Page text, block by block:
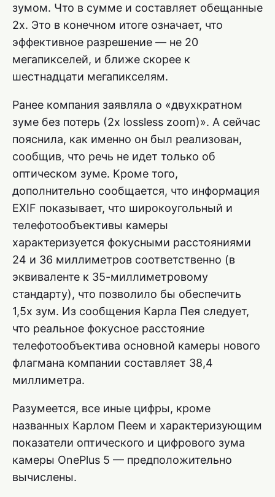
зумом. Что в сумме и составляет обещанные
2х. Это в конечном итоге означает, что
эффективное разрешение — не 20
мегапикселей, и ближе скорее к
шестнадцати мегапикселям.
Ранее компания заявляла о «двухкратном
зуме без потерь (2x lossless zoom)». А сейчас
пояснила, как именно он был реализован,
сообщив, что речь не идет только об
оптическом зуме. Кроме того,
дополнительно сообщается, что информация
EXIF показывает, что широкоугольный и
телефотообъективы камеры
характеризуется фокусными расстояниями
24 и 36 миллиметров соответственно (в
эквиваленте к 35-миллиметровому
стандарту), что позволило бы обеспечить
1,5х зум. Из сообщения Карла Пея следует,
что реальное фокусное расстояние
телефотообъектива основной камеры нового
флагмана компании составляет 38,4
миллиметра.
Разумеется, все иные цифры, кроме
названных Карлом Пеем и характеризующим
показатели оптического и цифрового зума
камеры OnePlus 5 — предположительно
вычислены.